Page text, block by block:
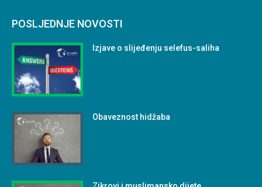
POSLJEDNJE NOVOSTI
Izjave o slijeđenju selefus-saliha
Obaveznost hidžaba